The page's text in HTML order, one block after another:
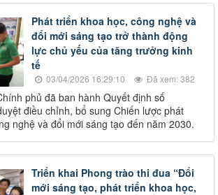
Phát triển khoa học, công nghệ và
đổi mới sáng tạo trở thành động
lực chủ yếu của tăng trưởng kinh
tế
03/04/2026 16:29:10 Đã xem: 382
phủ đã ban hành Quyết định số
điều chỉnh, bổ sung Chiến lược phát
nghệ và đổi mới sáng tạo đến năm 2030.
Triển khai Phong trào thi đua “Đổi
mới sáng tạo, phát triển khoa học,